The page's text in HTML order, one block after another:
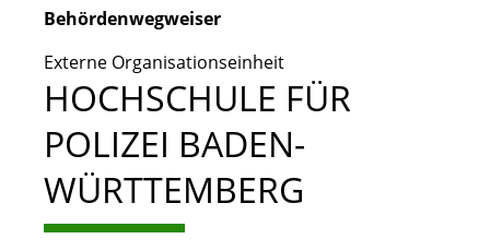
Behördenwegweiser
Externe Organisationseinheit
HOCHSCHULE FÜR
POLIZEI BADEN-
WÜRTTEMBERG